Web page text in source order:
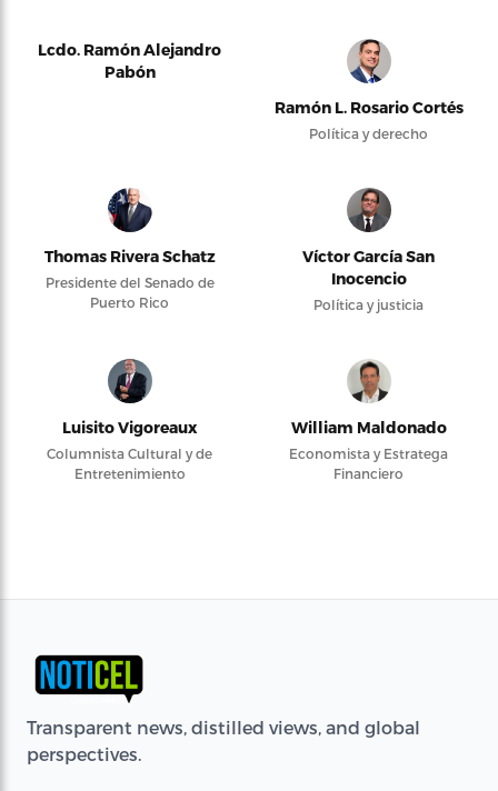
Lcdo. Ramón Alejandro
Pabón
Ramón L. Rosario Cortés
Política y derecho
Thomas Rivera Schatz
Presidente del Senado de
Puerto Rico
Víctor García San
Inocencio
Política y justicia
Luisito Vigoreaux
Columnista Cultural y de
Entretenimiento
William Maldonado
Economista y Estratega
Financiero
Transparent news, distilled views, and global
perspectives.